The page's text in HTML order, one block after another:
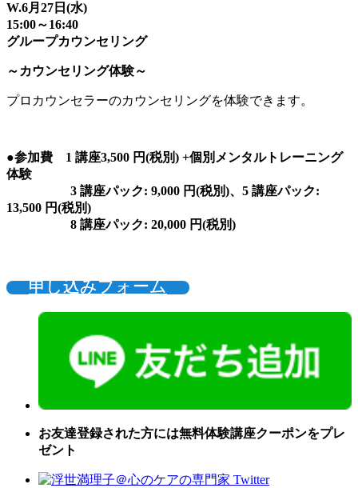
W.6月27日(水)
15:00～16:40
グループカウンセリング
～カウンセリング体験～
プロカウンセラーのカウンセリングを体験できます。
●参加費 1 講座3,500 円(税別) +個別メンタルトレーニング
体験
3 講座パック: 9,000 円(税別)、5 講座パック:
13,500 円(税別)
8 講座パック: 20,000 円(税別)
申し込みフォーム
お友達登録された方には無料体験講座クーポンをプレ
ゼント